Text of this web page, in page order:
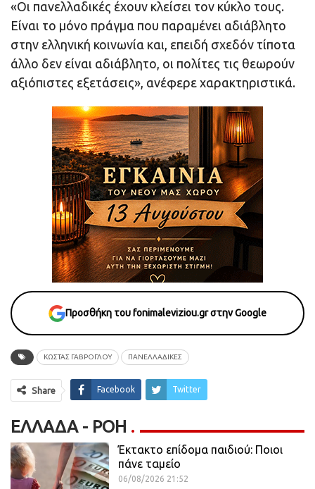
«Οι πανελλαδικές έχουν κλείσει τον κύκλο τους.
Είναι το μόνο πράγμα που παραμένει αδιάβλητο
στην ελληνική κοινωνία και, επειδή σχεδόν τίποτα
άλλο δεν είναι αδιάβλητο, οι πολίτες τις θεωρούν
αξιόπιστες εξετάσεις», ανέφερε χαρακτηριστικά.
Προσθήκη του fonimaleviziou.gr στην Google
ΚΩΣΤΑΣ ΓΑΒΡΟΓΛΟΥ ΠΑΝΕΛΛΑΔΙΚΕΣ
Share Facebook Twitter
ΕΛΛΆΔΑ - ΡΟΗ
Έκτακτο επίδομα παιδιού: Ποιοι
πάνε ταμείο
06/08/2026 21:52